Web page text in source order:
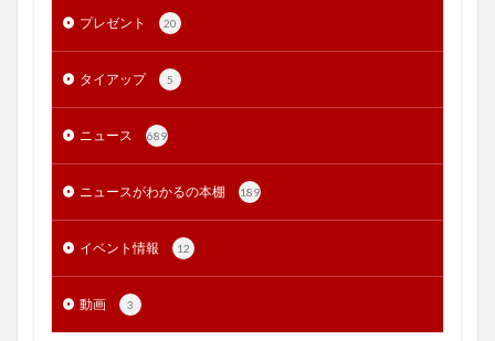
プレゼント 20
タイアップ 5
ニュース 689
ニュースがわかるの本棚 189
イベント情報 12
動画 3